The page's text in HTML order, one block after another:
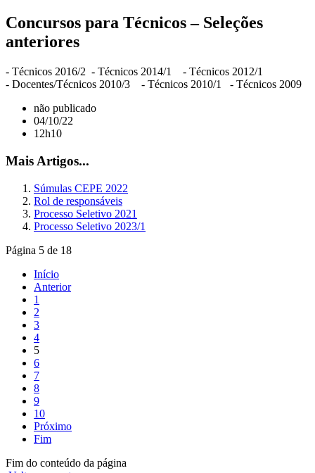
Concursos para Técnicos – Seleções
anteriores
- Técnicos 2016/2 - Técnicos 2014/1 - Técnicos 2012/1
- Docentes/Técnicos 2010/3 - Técnicos 2010/1 - Técnicos 2009
não publicado
04/10/22
12h10
Mais Artigos...
Súmulas CEPE 2022
Rol de responsáveis
Processo Seletivo 2021
Processo Seletivo 2023/1
Página 5 de 18
Início
Anterior
1
2
3
4
5
6
7
8
9
10
Próximo
Fim
Fim do conteúdo da página